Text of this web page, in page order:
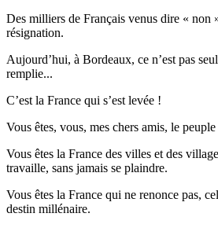
Des milliers de Français venus dire « non
résignation.
Aujourd’hui, à Bordeaux, ce n’est pas
remplie...
C’est la France qui s’est levée !
Vous êtes, vous, mes chers amis, le
Vous êtes la France des villes et des
travaille, sans jamais se plaindre.
Vous êtes la France qui ne renonce pas,
destin millénaire.